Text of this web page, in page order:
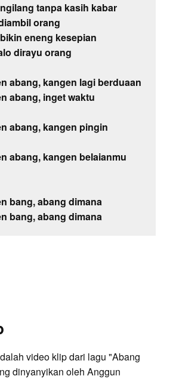
tanpa kasih kabar
orang
eneng kesepian
dirayu orang
abang, kangen lagi berduaan
abang, inget waktu
abang, kangen pingin
abang, kangen belaianmu
bang, abang dimana
bang, abang dimana
video klip dari lagu "Abang
dinyanyikan oleh Anggun